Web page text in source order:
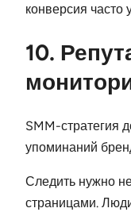
конверсия часто
10.
SMM-стратегия
упоминаний
Следить нужно
страницами.